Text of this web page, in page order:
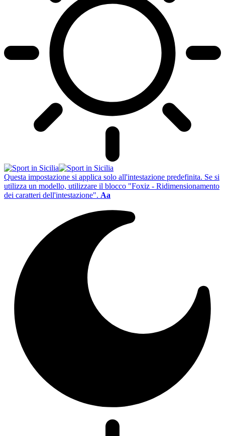
Questa impostazione si applica solo all'intestazione predefinita. Se si
utilizza un modello, utilizzare il blocco "Foxiz - Ridimensionamento
dei caratteri dell'intestazione". Aa